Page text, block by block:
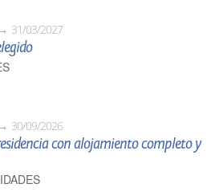
31/03/2027
30/09/2026
con alojamiento completo y